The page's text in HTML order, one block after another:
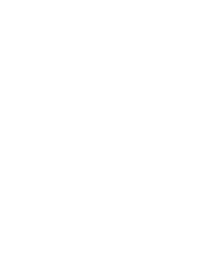
hotelů